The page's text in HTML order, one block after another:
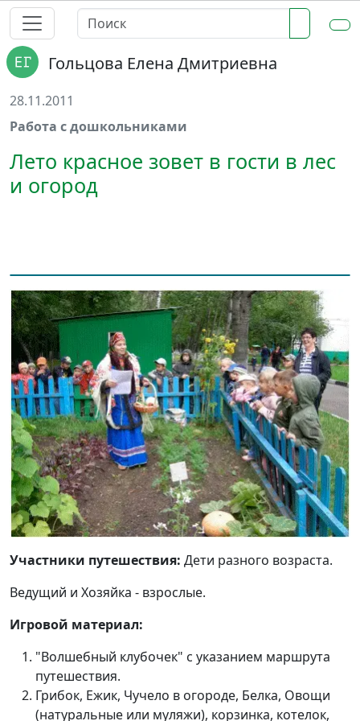
Гольцова Елена Дмитриевна
28.11.2011
Работа с дошкольниками
Лето красное зовет в гости в лес
и огород
Участники путешествия: Дети разного возраста.
Ведущий и Хозяйка - взрослые.
Игровой материал:
"Волшебный клубочек" с указанием маршрута
путешествия.
Грибок, Ежик, Чучело в огороде, Белка, Овощи
(натуральные или муляжи), корзинка, котелок,